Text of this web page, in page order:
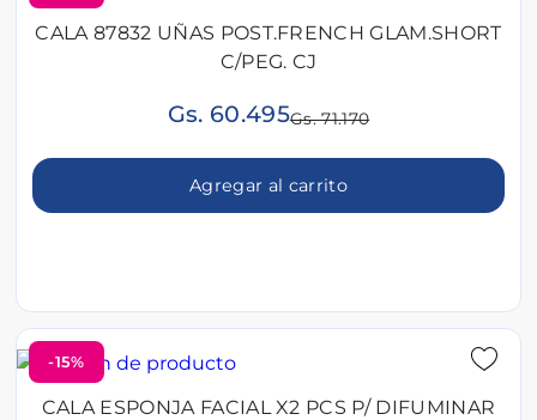
CALA 87832 UÑAS POST.FRENCH GLAM.SHORT
C/PEG. CJ
Gs. 60.495Gs. 71.170
Agregar al carrito
-15%
CALA ESPONJA FACIAL X2 PCS P/ DIFUMINAR